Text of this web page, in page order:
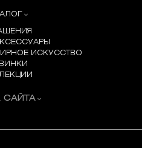
ИСКУССТВО
САЙТА